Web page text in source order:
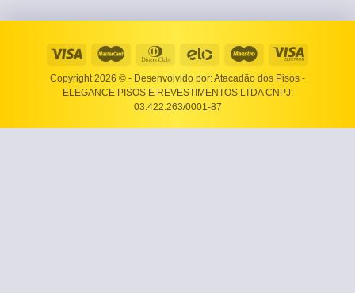
Copyright 2026 © - Desenvolvido por: Atacadão dos Pisos -
ELEGANCE PISOS E REVESTIMENTOS LTDA CNPJ:
03.422.263/0001-87